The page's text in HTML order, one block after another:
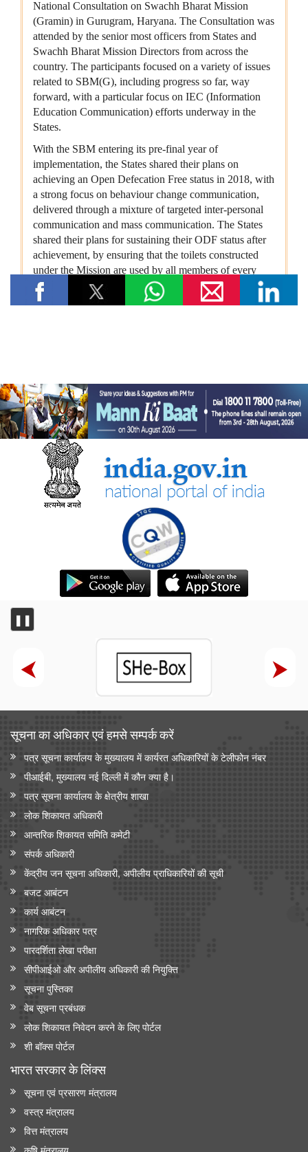
❚❚
सूचना का अधिकार एवं हमसे सम्‍पर्क करें
पत्र सूचना कार्यालय के मुख्यालय में कार्यरत अधिकारियों के टेलीफोन नंबर
पीआईबी, मुख्यालय नई दिल्ली में कौन क्या है।
पत्र सूचना कार्यालय के क्षेत्रीय शाखा
लोक शिकायत अधिकारी
आन्‍तरिक शिकायत समिति कमेटी
संपर्क अधिकारी
केंद्रीय जन सूचना अधिकारी, अपीलीय प्राधिकारियों की सूची
बजट आबंटन
कार्य आबंटन
नागरिक अधिकार पत्र
पारदर्शिता लेखा परीक्षा
सीपीआईओ और अपी‍लीय अधिकारी की नियुक्ति
सूचना पुस्तिका
वेब सूचना प्रबंधक
लोक शिकायत निवेदन करने के लिए पोर्टल
शी बॉक्स पोर्टल
भारत सरकार के लिंक्‍स
सूचना एवं प्रसारण मंत्रालय
वस्त्र मंत्रालय
वित्त मंत्रालय